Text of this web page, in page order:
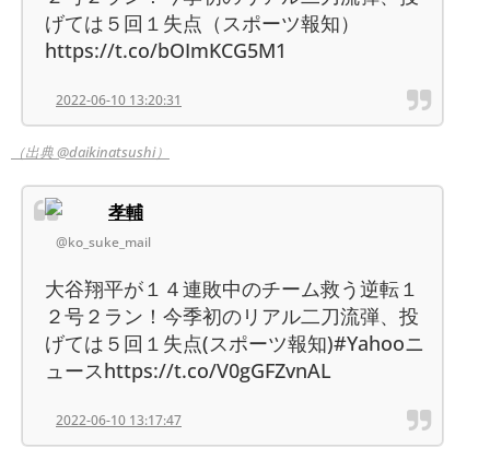
げては５回１失点（スポーツ報知）
https://t.co/bOImKCG5M1
2022-06-10 13:20:31
（出典 @daikinatsushi）
孝輔
@ko_suke_mail
大谷翔平が１４連敗中のチーム救う逆転１
２号２ラン！今季初のリアル二刀流弾、投
げては５回１失点(スポーツ報知)#Yahooニ
ュースhttps://t.co/V0gGFZvnAL
2022-06-10 13:17:47